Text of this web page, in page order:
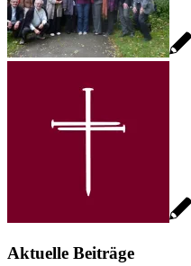
Aktuelle Beiträge